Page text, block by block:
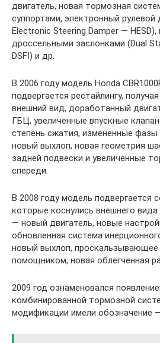
двигатель, новая тормозная
суппортами, электронный
Electronic Steering Damper —
дроссельными заслонками (Dual
DSFI) и др.
В 2006 году модель Honda
подвергается рестайлингу,
внешний вид, доработанный
ГБЦ, увеличенные впускные
степень сжатия, измененные фазы
новый выхлоп, новая геометрия
задней подвески и увеличенные
спереди.
В 2008 году модель подвергается
которые коснулись внешнего вида
— новый двигатель, новые
обновленная система
новый выхлоп, проскальзывающее
помощником, новая облегченная
2009 год ознаменовался
комбинированной тормозной
модификации имели обозначение